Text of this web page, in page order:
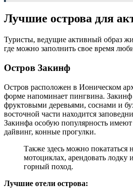
Лучшие острова для
Туристы, ведущие активный образ
где можно заполнить свое время
Остров Закинф
Остров расположен в Ионическом
форме напоминает пингвина.
фруктовыми деревьями, соснами и
восточной части находится
Закинфа особую популярность
дайвинг, конные прогулки.
Также здесь можно покататься на велосипедах и
мотоциклах, арендовать лодку
горный поход.
Лучшие отели острова: